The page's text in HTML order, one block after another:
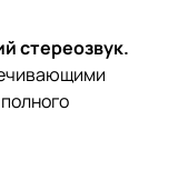
стереозвук.